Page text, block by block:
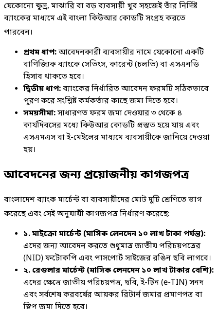
যেকোনো ক্ষুদ্র, মাঝারি বা বড় ব্যবসায়ী খুব সহজেই তাঁর নির্দিষ্ট
ব্যাংকের মাধ্যমে এই বাংলা কিউআর কোডটি সংগ্রহ করতে
পারবেন।
প্রথম ধাপ:আবেদনকারী ব্যবসায়ীর নামে যেকোনো একটি
বাণিজ্যিক ব্যাংকে সেভিংস, কারেন্ট (চলতি) বা এসএনডি
হিসাব থাকতে হবে।
দ্বিতীয় ধাপ:ব্যাংকের নির্ধারিত আবেদন ফরমটি সঠিকভাবে
পূরণ করে সংশ্লিষ্ট কর্মকর্তার কাছে জমা দিতে হবে।
সময়সীমা:সাধারণত ফরম জমা দেওয়ার ৩ থেকে ৪
কার্যদিবসের মধ্যে কিউআর কোডটি প্রস্তুত হয়ে যায় এবং
এসএমএস বা ই-মেইলের মাধ্যমে ব্যবসায়ীকে জানিয়ে দেওয়া
হয়।
আবেদনের জন্য প্রয়োজনীয় কাগজপত্র
বাংলাদেশ ব্যাংক মার্চেন্ট বা ব্যবসায়ীদের মোট দুটি শ্রেণিতে ভাগ
করেছে এবং সেই অনুযায়ী কাগজপত্র নির্ধারণ করেছে:
১. মাইক্রো মার্চেন্ট (মাসিক লেনদেন ১০ লাখ টাকা পর্যন্ত):
এদের জন্য আবেদন করতে শুধুমাত্র জাতীয় পরিচয়পত্রের
(NID) ফটোকপি এবং পাসপোর্ট সাইজের রঙিন ছবি লাগবে।
২. রেগুলার মার্চেন্ট (মাসিক লেনদেন ১০ লাখ টাকার বেশি):
এদের ক্ষেত্রে জাতীয় পরিচয়পত্র, ছবি, ই-টিন (e-TIN) সনদ
এবং সর্বশেষ করবর্ষের আয়কর রিটার্ন জমার প্রমাণপত্র বা
স্লিপ জমা দিতে হবে।